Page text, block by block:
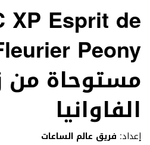
XP Esprit de
Peony
مستوحاة من
الفاوانيا
إعداد: فريق عالم الساعات